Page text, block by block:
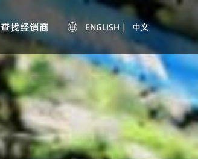
查找经销商 ENGLISH | 中文